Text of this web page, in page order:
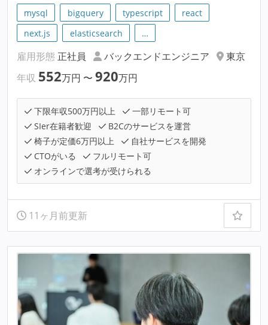
mysql bigquery typescript
react
next.js
elasticsearch …
雇用形態 正社員 バックエンドエンジニア
東京
年収 552万円 〜 920万円
下限年収500万円以上
一部リモート可
SIer在籍者歓迎
B2Cのサービスを運営
椅子が定価6万円以上
自社サービスを開発
CTOがいる
フルリモート可
オンラインで選考が受けられる
11ヶ月前更新